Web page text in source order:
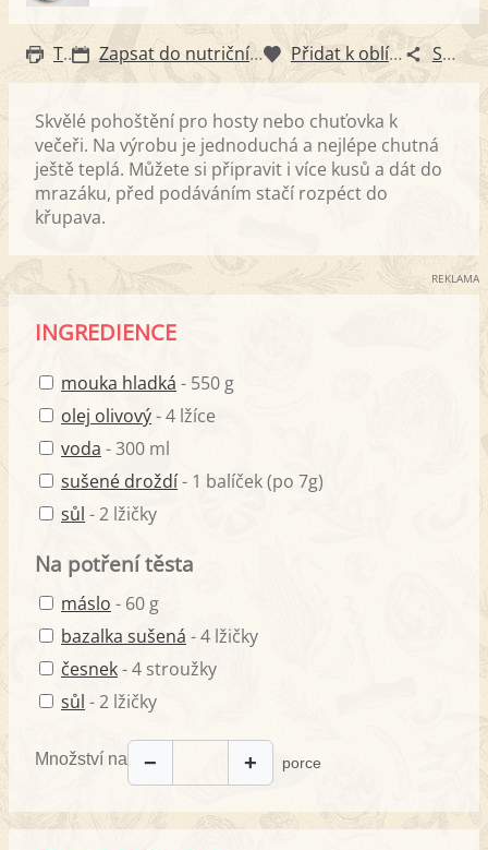
Tisk Zapsat do nutričního diáře Přidat k oblíbeným Sdílet
Skvělé pohoštění pro hosty nebo chuťovka k
večeři. Na výrobu je jednoduchá a nejlépe chutná
ještě teplá. Můžete si připravit i více kusů a dát do
mrazáku, před podáváním stačí rozpéct do
křupava.
REKLAMA
INGREDIENCE
mouka hladká - 550 g
olej olivový- 4 lžíce
voda - 300 ml
sušené droždí- 1 balíček (po 7g)
sůl - 2 lžičky
Na potření těsta
máslo - 60 g
bazalka sušená - 4 lžičky
česnek- 4 stroužky
sůl - 2 lžičky
Množství na − + porce